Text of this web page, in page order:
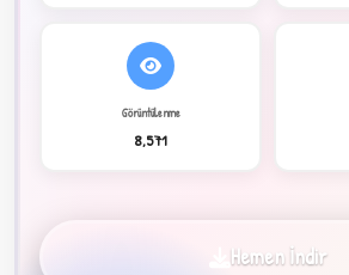
C
Görüntülenme
8,571
Hemen İndir